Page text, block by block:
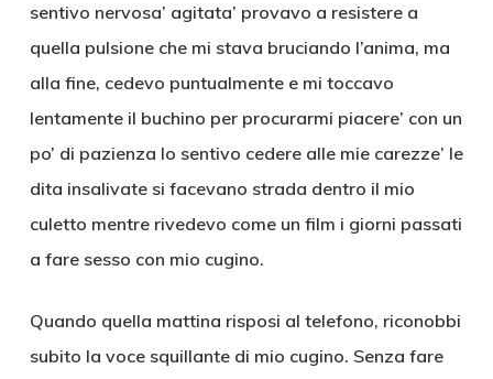
sentivo nervosa’ agitata’ provavo a resistere a
quella pulsione che mi stava bruciando l’anima, ma
alla fine, cedevo puntualmente e mi toccavo
lentamente il buchino per procurarmi piacere’ con un
po’ di pazienza lo sentivo cedere alle mie carezze’ le
dita insalivate si facevano strada dentro il mio
culetto mentre rivedevo come un film i giorni passati
a fare sesso con mio cugino.
Quando quella mattina risposi al telefono, riconobbi
subito la voce squillante di mio cugino. Senza fare